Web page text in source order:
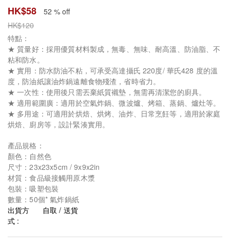
HK$58
52 % off
HK$120
特點：
★ 質量好：採用優質材料製成，無毒、無味、耐高溫、防油脂、不
粘和防水。
★ 實用：防水防油不粘，可承受高達攝氏 220度/ 華氏428 度的溫
度，防油紙讓油炸鍋遠離食物殘渣，省時省力。
★ 一次性：使用後只需丟棄紙質襯墊，無需再清潔您的廚具。
★ 適用範圍廣：適用於空氣炸鍋、微波爐、烤箱、蒸鍋、爐灶等。
★ 多用途：可適用於烘焙、烘烤、油炸、日常烹飪等，適用於家庭
烘焙、廚房等，設計緊湊實用。
產品規格：
顏色：自然色
尺寸：23x23x5cm / 9x9x2in
材質：食品級接觸用原木漿
包裝：吸塑包裝
數量：50個* 氣炸鍋紙
出貨方
式 :
自取 / 送貨